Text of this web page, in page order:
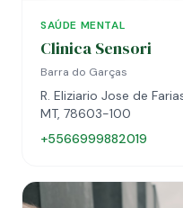
SAÚDE MENTAL
Clinica Sensori
Barra do Garças
R. Eliziario Jose de
MT, 78603-100
+5566999882019